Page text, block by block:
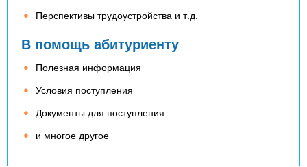
Перспективы трудоустройства и т.д.
В помощь абитуриенту
Полезная информация
Условия поступления
Документы для поступления
и многое другое